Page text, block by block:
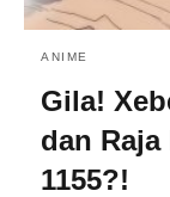
ANIME
Gila!
dan
1155?!